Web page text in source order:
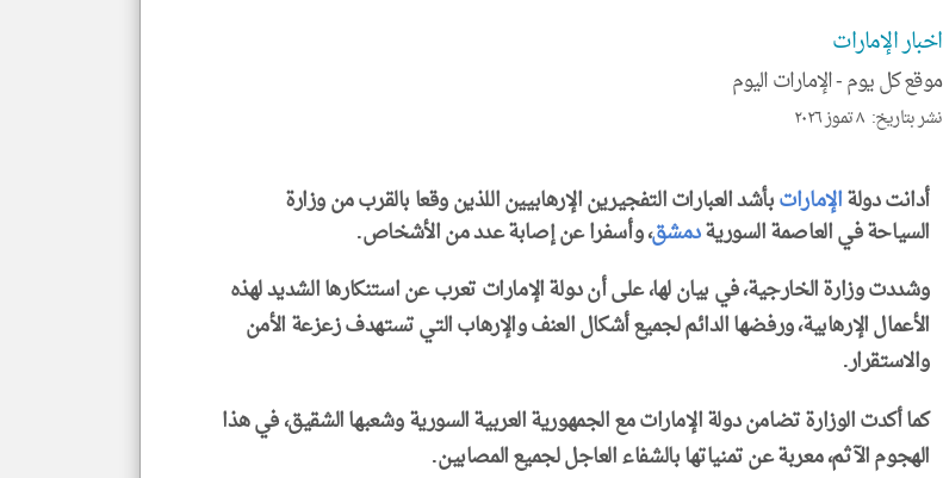
اخبار الإمارات
موقع كل يوم -الإمارات اليوم
نشر بتاريخ: ٨ تموز ٢٠٢٦
أدانت دولةالإماراتبأشد العبارات التفجيرين الإرهابيين اللذين وقعا بالقرب من وزارة
السياحة في العاصمة السوريةدمشق، وأسفرا عن إصابة عدد من الأشخاص.
وشددت وزارة الخارجية، في بيان لها، على أن دولة الإمارات تعرب عن استنكارها الشديد لهذه
الأعمال الإرهابية، ورفضها الدائم لجميع أشكال العنف والإرهاب التي تستهدف زعزعة الأمن
والاستقرار.
كما أكدت الوزارة تضامن دولة الإمارات مع الجمهورية العربية السورية وشعبها الشقيق، في هذا
الهجوم الآثم، معربة عن تمنياتها بالشفاء العاجل لجميع المصابين.